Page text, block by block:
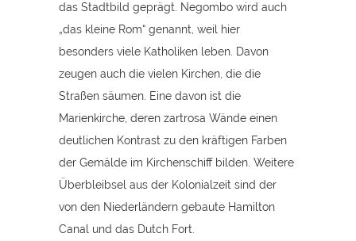
das Stadtbild geprägt. Negombo wird auch
„das kleine Rom“ genannt, weil hier
besonders viele Katholiken leben. Davon
zeugen auch die vielen Kirchen, die die
Straßen säumen. Eine davon ist die
Marienkirche, deren zartrosa Wände einen
deutlichen Kontrast zu den kräftigen Farben
der Gemälde im Kirchenschiff bilden. Weitere
Überbleibsel aus der Kolonialzeit sind der
von den Niederländern gebaute Hamilton
Canal und das Dutch Fort.